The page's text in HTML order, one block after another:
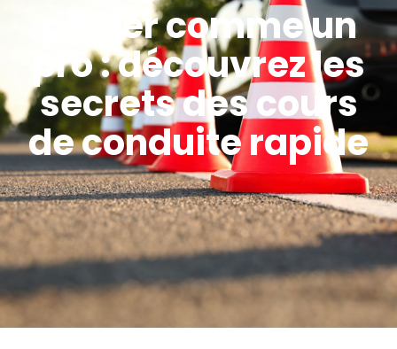
piloter comme un
pro : découvrez les
secrets des cours
de conduite rapide